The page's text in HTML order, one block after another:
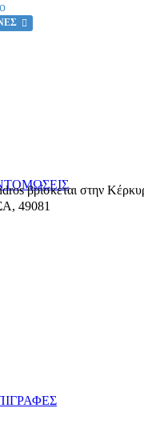
βρίσκεται στην
, 49081